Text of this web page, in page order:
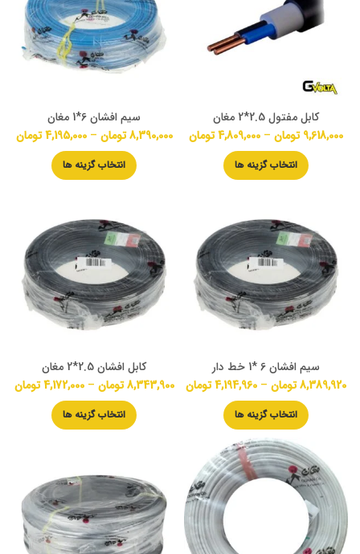
کابل مفتول 2.5*2 مغان
9,618,000 تومان –
4,809,000تومان
انتخاب گزینه ها
سیم افشان 6*1 مغان
8,390,000 تومان –
4,195,000 تومان
انتخاب گزینه ها
سیم افشان 6 *1 خط دار
8,389,920تومان –
4,194,960تومان
انتخاب گزینه ها
کابل افشان 2.5*2 مغان
8,343,900 تومان –
4,172,000 تومان
انتخاب گزینه ها